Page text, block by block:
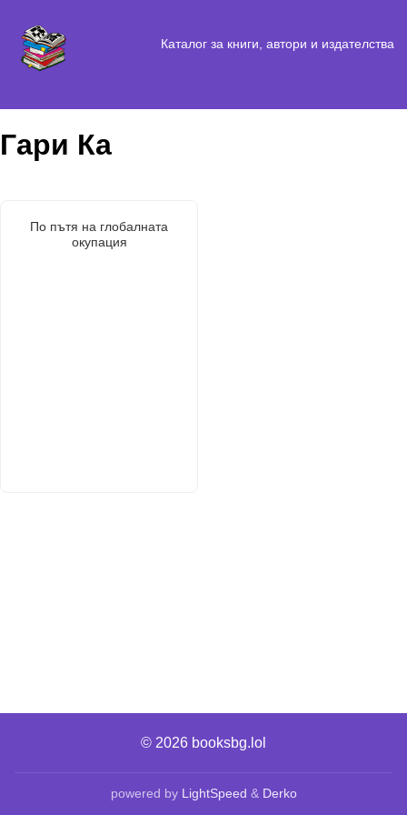
Каталог за книги, автори и издателства
Гари Ка
По пътя на глобалната
окупация
© 2026 booksbg.lol
powered by LightSpeed & Derko